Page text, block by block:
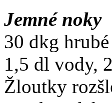
Jemné noky
30 dkg
1,5 dl vody,
Žloutky